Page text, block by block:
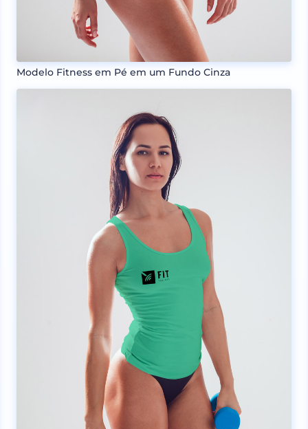
Modelo Fitness em Pé em um Fundo Cinza